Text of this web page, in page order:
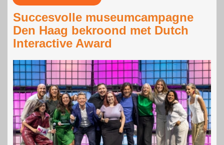
Succesvolle museumcampagne
Den Haag bekroond met Dutch
Interactive Award